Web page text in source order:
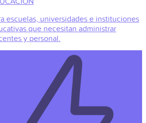
escuelas, universidades e instituciones
que necesitan administrar
y personal.